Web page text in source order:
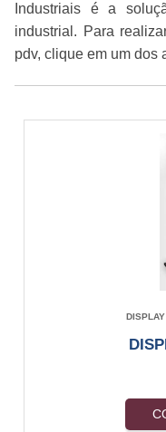
Industriais é a
industrial. Para
pdv, clique em um dos